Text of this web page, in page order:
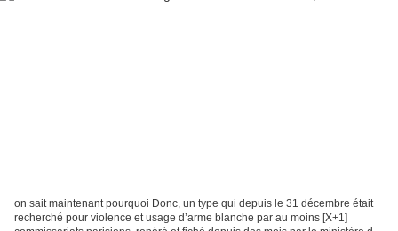
on sait maintenant pourquoi Donc, un type qui depuis le 31 décembre était
recherché pour violence et usage d’arme blanche par au moins [X+1]